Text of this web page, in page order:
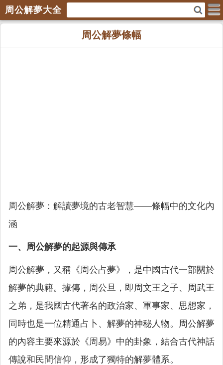
周公解夢大全
周公解夢條幅
周公解夢：解讀夢境的古老智慧——條幅中的文化內
涵
一、周公解夢的起源與傳承
周公解夢，又稱《周公占夢》，是中國古代一部關於
解夢的典籍。據傳，周公旦，即周文王之子、周武王
之弟，是我國古代著名的政治家、軍事家、思想家，
同時也是一位精通占卜、解夢的神秘人物。周公解夢
的內容主要來源於《周易》中的卦象，結合古代神話
傳說和民間信仰，形成了獨特的解夢體系。